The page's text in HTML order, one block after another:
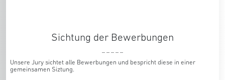
Sichtung der Bewerbungen
Unsere Jury sichtet alle Bewerbungen und bespricht diese in einer
gemeinsamen Siztung.